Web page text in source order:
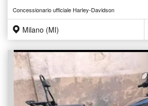
Concessionario ufficiale Harley-Davidson
Milano (MI)